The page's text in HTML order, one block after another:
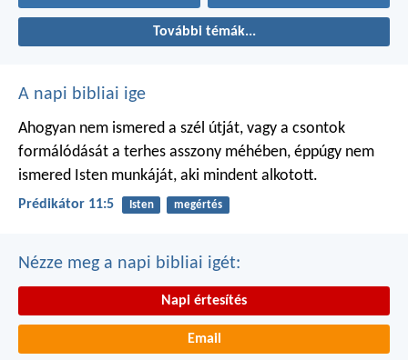
További témák...
A napi bibliai ige
Ahogyan nem ismered a szél útját, vagy a csontok
formálódását a terhes asszony méhében, éppúgy nem
ismered Isten munkáját, aki mindent alkotott.
Prédikátor 11:5 Isten megértés
Nézze meg a napi bibliai igét:
Napi értesítés
Email